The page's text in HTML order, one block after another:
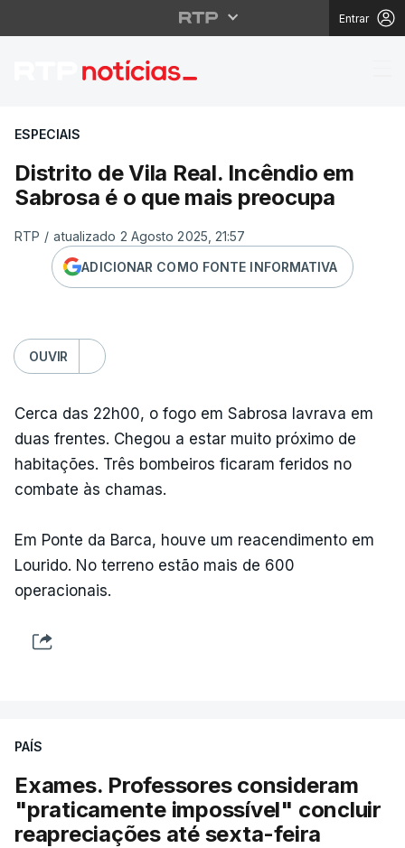
Entrar
Distrito de Vila Real.
ESPECIAIS
Distrito de Vila Real. Incêndio em
Sabrosa é o que mais preocupa
RTP / atualizado 2 Agosto 2025, 21:57
ADICIONAR COMO FONTE INFORMATIVA
OUVIR
Cerca das 22h00, o fogo em Sabrosa lavrava em
duas frentes. Chegou a estar muito próximo de
habitações. Três bombeiros ficaram feridos no
combate às chamas.
Em Ponte da Barca, houve um reacendimento em
Lourido. No terreno estão mais de 600
operacionais.
PAÍS
Exames. Professores consideram
"praticamente impossível" concluir
reapreciações até sexta-feira